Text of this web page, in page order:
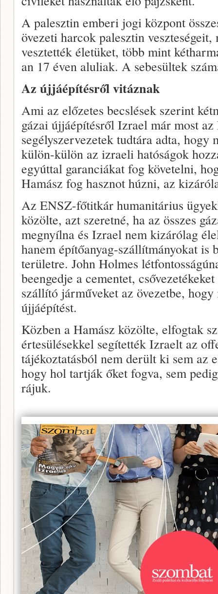
A palesztin emberi jogi központ
övezeti harcok palesztin
vesztették életüket, több mint
an 17 éven aluliak. A sebesültek
Az újjáépítésről vitáznak
Ami az előzetes becslések szerint
gázai újjáépítésről Izrael már most az
segélyszervezetek tudtára adta,
külön-külön az izraeli hatóságok
egyúttal garanciákat fog követelni,
Hamász fog hasznot húzni, az
Az ENSZ-főtitkár humanitárius
közölte, azt szeretné, ha az összes
megnyílna és Izrael nem kizárólag
hanem építőanyag-szállítmányokat is
területre. John Holmes
beengedje a cementet,
szállító járműveket az övezetbe, hogy
újjáépítést.
Közben a Hamász közölte, elfogtak
értesülésekkel segítették Izraelt az
tájékoztatásból nem derült ki sem az
hogy hol tartják őket fogva, sem
rájuk.